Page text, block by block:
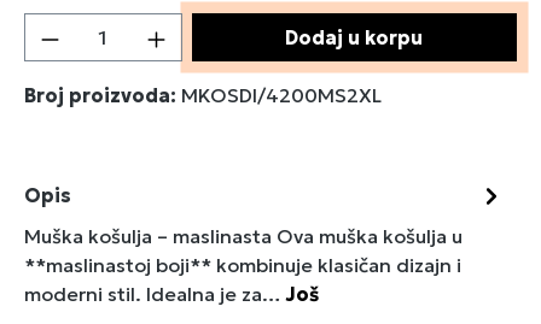
Količina proizvoda: Unesite željenu
Dodaj u korpu
Broj proizvoda: MKOSDI/4200MS2XL
Opis
Muška košulja – maslinasta Ova muška košulja u
**maslinastoj boji** kombinuje klasičan dizajn i
moderni stil. Idealna je za…Još